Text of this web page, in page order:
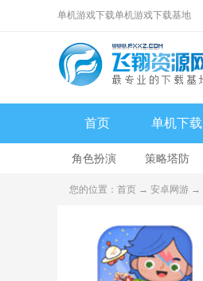
单机游戏下载单机游戏下载基地
首页 单机下载
角色扮演 策略塔防
您的位置： 首页 → 安卓网游 →